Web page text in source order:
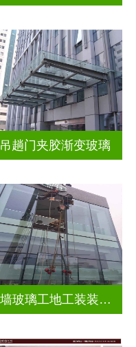
吊趟门夹胶渐变玻璃
幕墙玻璃工地工装装饰玻璃